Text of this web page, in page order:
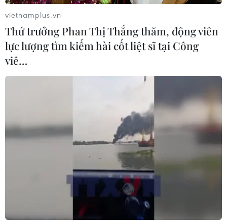
06/08/2026 12:58
Mảnh vỡ tên lửa SpaceX va chạm Mặt
Trăng, dấy lên lo ngại về rác thải vũ
Lần đầu tiên chụp được bề mặt Mặt
Trời với độ nét chưa từng có
Ca vi phẫu ghép da đầu hiếm gặp
giúp bé gái phục hồi sau 10 năm
vietnamplus.vn
Thứ trưởng Phan Thị Thắng thăm, động viên
lực lượng tìm kiếm hài cốt liệt sĩ tại Công
viê…